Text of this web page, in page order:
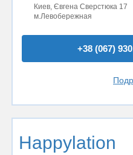
Киев, Євгена Сверстюка 17
м.Левобережная
+38 (067)
Happylation